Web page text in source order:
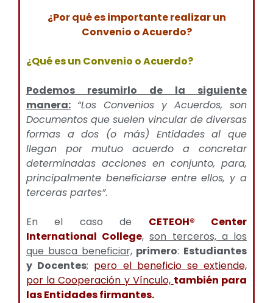
¿Por qué es importante realizar un
Convenio o Acuerdo?
¿Qué es un Convenio o Acuerdo?
Podemos resumirlo de la siguiente
manera: “Los Convenios y Acuerdos, son
Documentos que suelen vincular de diversas
formas a dos (o más) Entidades al que
llegan por mutuo acuerdo a concretar
determinadas acciones en conjunto, para,
principalmente beneficiarse entre ellos, y a
terceras partes”.
En el caso de CETEOH® Center
International College,son terceros, a los
que busca beneficiar, primero: Estudiantes
y Docentes; pero el beneficio se extiende,
por la Cooperación y Vínculo, también para
las Entidades firmantes.